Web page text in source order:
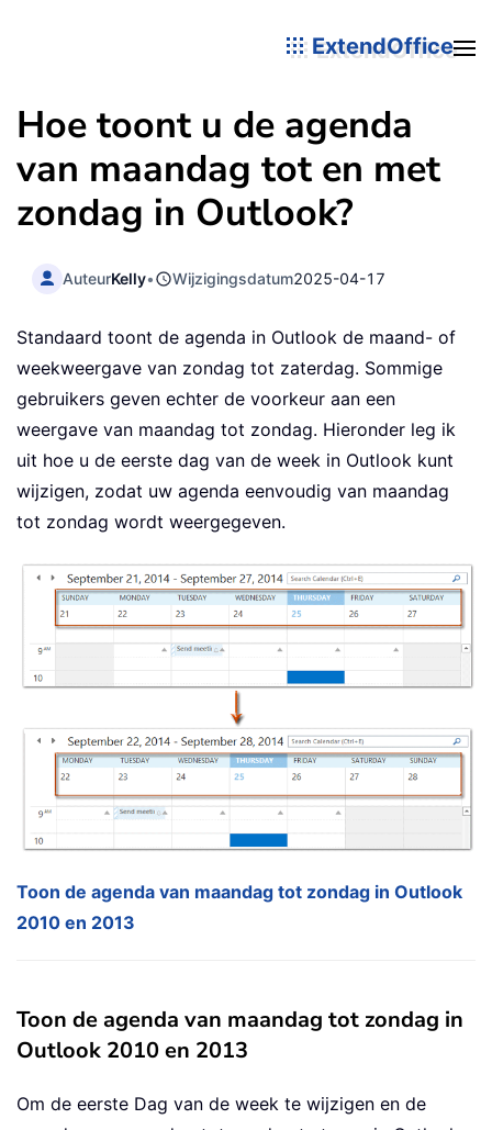
ExtendOffice
Hoe toont u de agenda
van maandag tot en met
zondag in Outlook?
AuteurKelly• Wijzigingsdatum2025-04-17
Standaard toont de agenda in Outlook de maand- of
weekweergave van zondag tot zaterdag. Sommige
gebruikers geven echter de voorkeur aan een
weergave van maandag tot zondag. Hieronder leg ik
uit hoe u de eerste dag van de week in Outlook kunt
wijzigen, zodat uw agenda eenvoudig van maandag
tot zondag wordt weergegeven.
Toon de agenda van maandag tot zondag in Outlook
2010 en 2013
Toon de agenda van maandag tot zondag in
Outlook 2010 en 2013
Om de eerste Dag van de week te wijzigen en de